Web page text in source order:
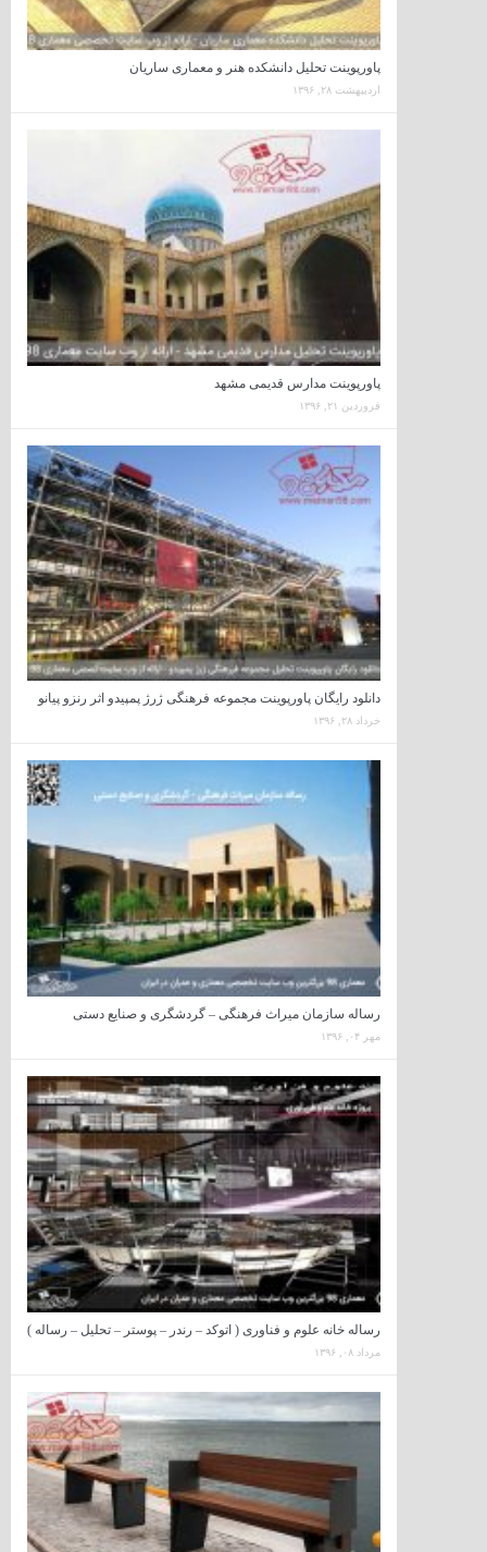
پاورپوینت تحلیل دانشکده هنر و معماری ساریان
اردیبهشت ۲۸, ۱۳۹۶
پاورپوینت مدارس قدیمی مشهد
فروردین ۲۱, ۱۳۹۶
دانلود رایگان پاورپوینت مجموعه فرهنگی ژرژ پمپیدو اثر رنزو پیانو
خرداد ۲۸, ۱۳۹۶
رساله سازمان میراث فرهنگی – گردشگری و صنایع دستی
مهر ۰۴, ۱۳۹۶
رساله خانه علوم و فناوری ( اتوکد – رندر – پوستر – تحلیل – رساله )
مرداد ۰۸, ۱۳۹۶